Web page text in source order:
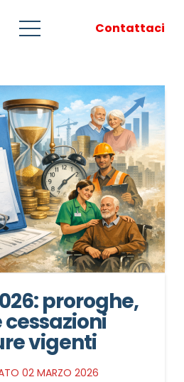
Contattaci
proroghe,
vigenti
02 MARZO 2026